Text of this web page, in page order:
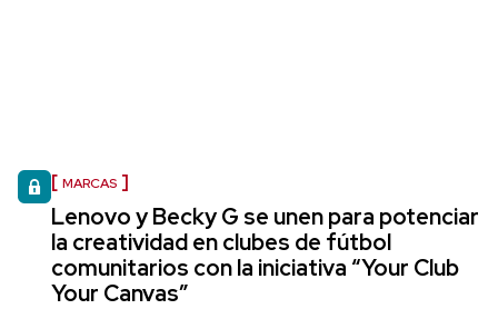
MARCAS
Lenovo y Becky G se unen para potenciar
la creatividad en clubes de fútbol
comunitarios con la iniciativa “Your Club
Your Canvas”